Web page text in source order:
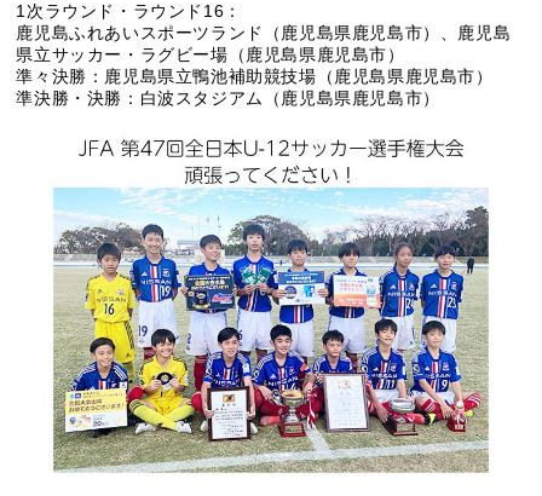
1次ラウンド・ラウンド16：
鹿児島ふれあいスポーツランド（鹿児島県鹿児島市）、鹿児島
県立サッカー・ラグビー場（鹿児島県鹿児島市）
準々決勝：鹿児島県立鴨池補助競技場（鹿児島県鹿児島市）
準決勝・決勝：白波スタジアム（鹿児島県鹿児島市）